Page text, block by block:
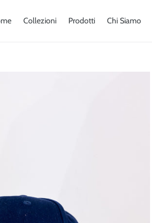
Collezioni Prodotti Chi Siamo